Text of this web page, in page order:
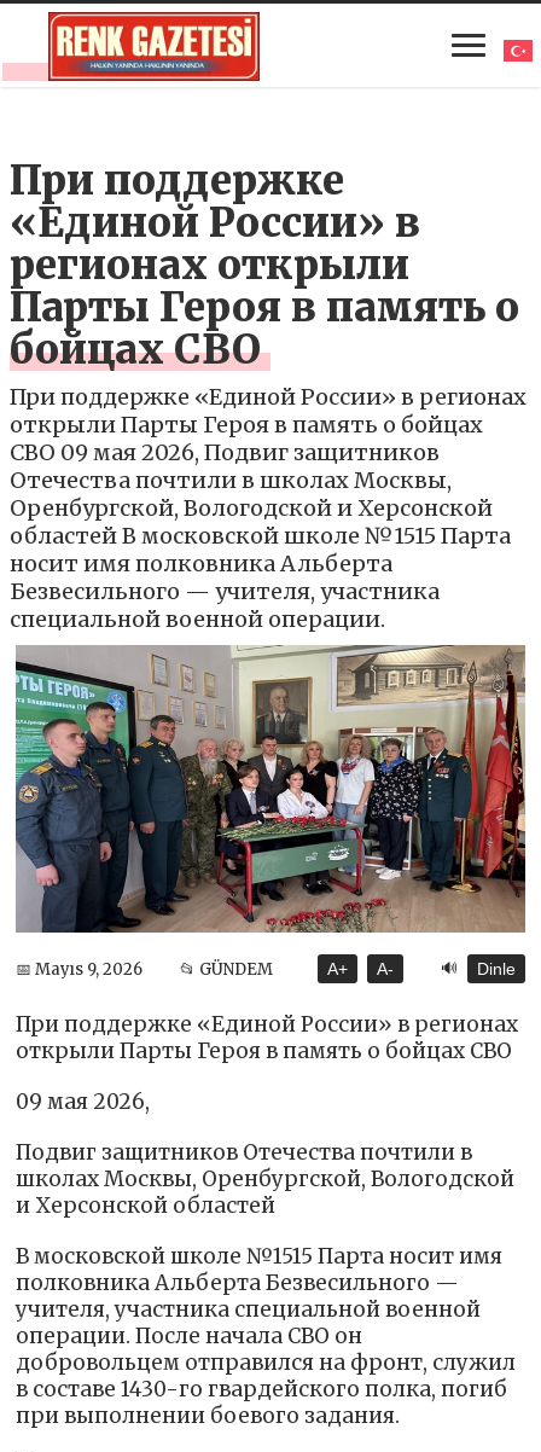
При поддержке
«Единой России» в
регионах открыли
Парты Героя в память о
бойцах СВО
При поддержке «Единой России» в регионах
открыли Парты Героя в память о бойцах
СВО 09 мая 2026, Подвиг защитников
Отечества почтили в школах Москвы,
Оренбургской, Вологодской и Херсонской
областей В московской школе №1515 Парта
носит имя полковника Альберта
Безвесильного — учителя, участника
специальной военной операции.
📅 Mayıs 9, 2026 📂 GÜNDEM A+ A- 🔊 Dinle
При поддержке «Единой России» в регионах
открыли Парты Героя в память о бойцах СВО
09 мая 2026,
Подвиг защитников Отечества почтили в
школах Москвы, Оренбургской, Вологодской
и Херсонской областей
В московской школе №1515 Парта носит имя
полковника Альберта Безвесильного —
учителя, участника специальной военной
операции. После начала СВО он
добровольцем отправился на фронт, служил
в составе 1430-го гвардейского полка, погиб
при выполнении боевого задания.